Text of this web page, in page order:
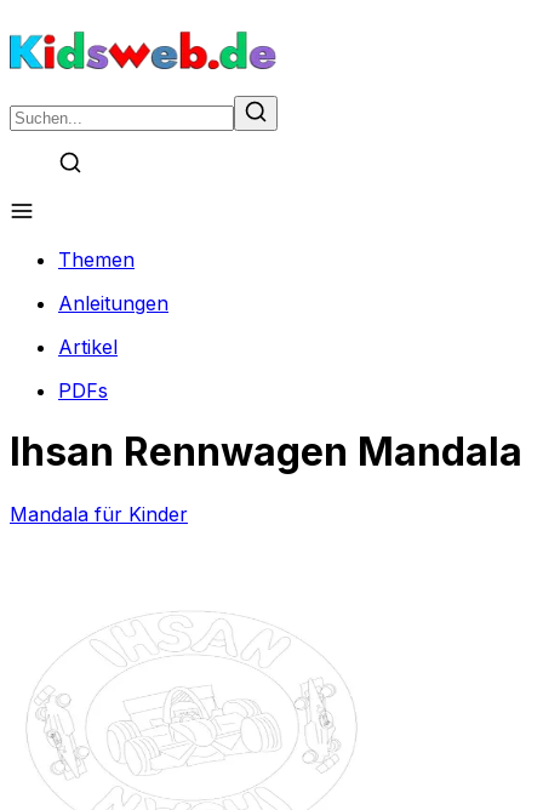
Themen
Anleitungen
Artikel
PDFs
Ihsan Rennwagen Mandala
Mandala für Kinder